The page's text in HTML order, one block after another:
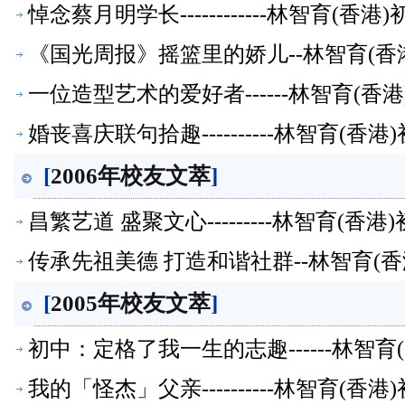
悼念蔡月明学长------------林智育(香港)
《国光周报》摇篮里的娇儿--林智育(
一位造型艺术的爱好者------林智育(香
婚丧喜庆联句拾趣----------林智育(香港)
[2006年校友文萃]
昌繁艺道 盛聚文心---------林智育(香港)
传承先祖美德 打造和谐社群--林智育(
[2005年校友文萃]
初中：定格了我一生的志趣------林智育
我的「怪杰」父亲----------林智育(香港)